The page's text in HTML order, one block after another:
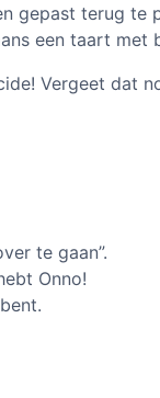
gepast terug te
een taart met
Vergeet dat
te gaan”.
Onno!